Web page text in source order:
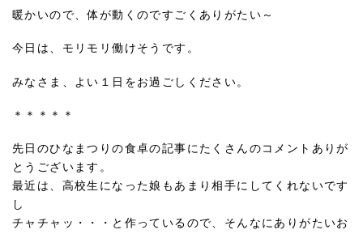
暖かいので、体が動くのですごくありがたい～
今日は、モリモリ働けそうです。
みなさま、よい１日をお過ごしください。
＊＊＊＊＊
先日のひなまつりの食卓の記事にたくさんのコメントありが
とうございます。
最近は、高校生になった娘もあまり相手にしてくれないです
し
チャチャッ・・・と作っているので、そんなにありがたいお